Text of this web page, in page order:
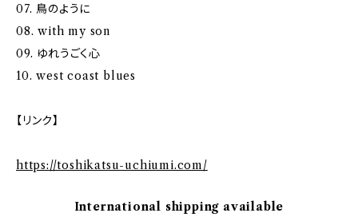
07. 鳥のように
08. with my son
09. ゆれうごく心
10. west coast blues
【リンク】
https://toshikatsu-uchiumi.com/
International shipping available